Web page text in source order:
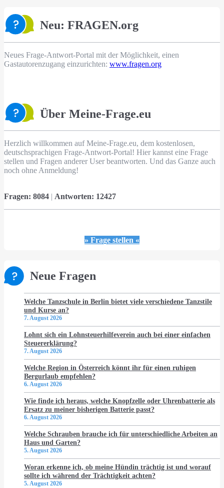
Neu: FRAGEN.org
Neues Frage-Antwort-Portal mit der Möglichkeit, einen
Gastautorenzugang einzurichten: www.fragen.org
Über Meine-Frage.eu
Herzlich willkommen auf Meine-Frage.eu, dem kostenlosen,
deutschsprachigen Frage-Antwort-Portal! Hier kannst eine Frage
stellen und Fragen anderer User beantworten. Und das Ganze auch
noch ohne Anmeldung!
Fragen: 8084 | Antworten: 12427
» Frage stellen «
Neue Fragen
Welche Tanzschule in Berlin bietet viele verschiedene Tanzstile
und Kurse an?
7. August 2026
Lohnt sich ein Lohnsteuerhilfeverein auch bei einer einfachen
Steuererklärung?
7. August 2026
Welche Region in Österreich könnt ihr für einen ruhigen
Bergurlaub empfehlen?
6. August 2026
Wie finde ich heraus, welche Knopfzelle oder Uhrenbatterie als
Ersatz zu meiner bisherigen Batterie passt?
6. August 2026
Welche Schrauben brauche ich für unterschiedliche Arbeiten an
Haus und Garten?
5. August 2026
Woran erkenne ich, ob meine Hündin trächtig ist und worauf
sollte ich während der Trächtigkeit achten?
5. August 2026